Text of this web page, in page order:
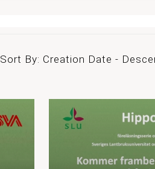
Sort By: Creation Date -